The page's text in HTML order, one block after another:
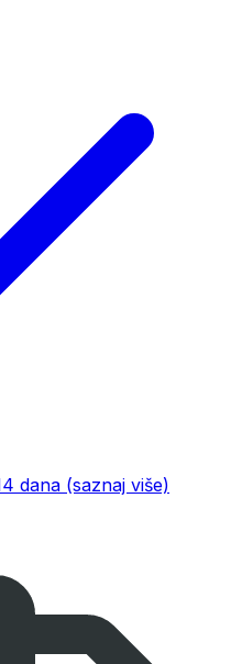
dana (saznaj više)